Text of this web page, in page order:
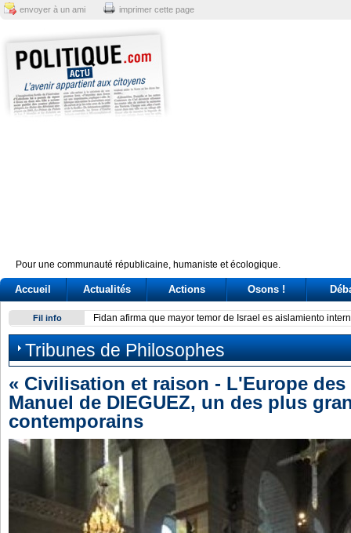
envoyer à un ami imprimer cette page
Pour une communauté républicaine, humaniste et écologique.
Accueil Actualités Actions Osons !
Fil info Fidan afirma que mayor temor de Israel es aislamiento
Tribunes de Philosophes
« Civilisation et raison - L'Europe
Manuel de DIEGUEZ, un des plus
contemporains